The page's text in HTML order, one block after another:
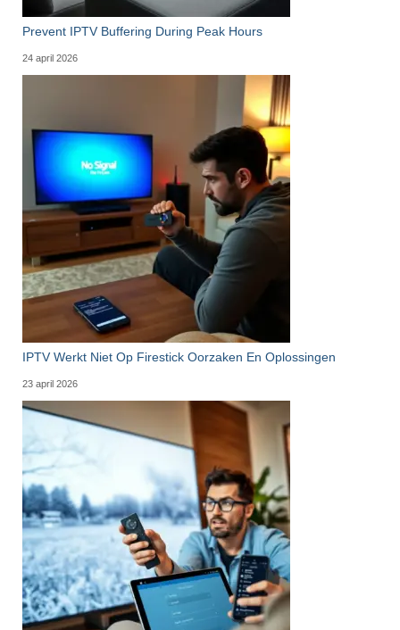
Prevent IPTV Buffering During Peak Hours
24 april 2026
IPTV Werkt Niet Op Firestick Oorzaken En Oplossingen
23 april 2026